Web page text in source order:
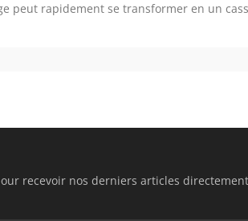
peut rapidement se transformer en un
recevoir nos derniers articles